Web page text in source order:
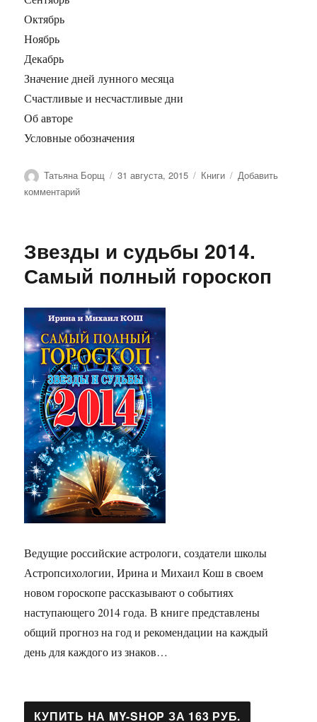
Октябрь
Ноябрь
Декабрь
Значение дней лунного месяца
Счастливые и несчастливые дни
Об авторе
Условные обозначения
Автор
Татьяна Борщ Опубликовано
31 августа, 2015 Рубрики
Книги
Добавить
комментарийк
на
2016
год
Звезды и судьбы 2014.
Самый полный гороскоп
Ведущие российские астрологи, создатели школы
Астропсихологии, Ирина и Михаил Кош в своем
новом гороскопе рассказывают о событиях
наступающего 2014 года. В книге представлены
общий прогноз на год и рекомендации на каждый
день для каждого из знаков…